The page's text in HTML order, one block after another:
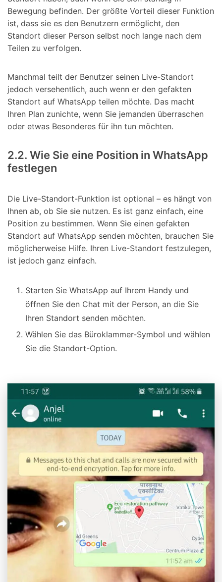
Bewegung befinden. Der größte Vorteil dieser Funktion
ist, dass sie es den Benutzern ermöglicht, den
Standort dieser Person selbst noch lange nach dem
Teilen zu verfolgen.
Manchmal teilt der Benutzer seinen Live-Standort
jedoch versehentlich, auch wenn er den gefakten
Standort auf WhatsApp teilen möchte. Das macht
Ihren Plan zunichte, wenn Sie jemanden überraschen
oder etwas Besonderes für ihn tun möchten.
2.2. Wie Sie eine Position in WhatsApp
festlegen
Die Live-Standort-Funktion ist optional – es hängt von
Ihnen ab, ob Sie sie nutzen. Es ist ganz einfach, eine
Position zu bestimmen. Wenn Sie einen gefakten
Standort auf WhatsApp senden möchten, brauchen Sie
möglicherweise Hilfe. Ihren Live-Standort festzulegen,
ist jedoch ganz einfach.
Starten Sie WhatsApp auf Ihrem Handy und
öffnen Sie den Chat mit der Person, an die Sie
Ihren Standort senden möchten.
Wählen Sie das Büroklammer-Symbol und wählen
Sie die Standort-Option.